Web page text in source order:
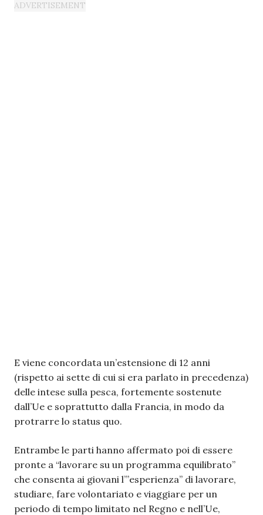
E viene concordata un’estensione di 12 anni
(rispetto ai sette di cui si era parlato in precedenza)
delle intese sulla pesca, fortemente sostenute
dall’Ue e soprattutto dalla Francia, in modo da
protrarre lo status quo.
Entrambe le parti hanno affermato poi di essere
pronte a “lavorare su un programma equilibrato”
che consenta ai giovani l’”esperienza” di lavorare,
studiare, fare volontariato e viaggiare per un
periodo di tempo limitato nel Regno e nell’Ue,